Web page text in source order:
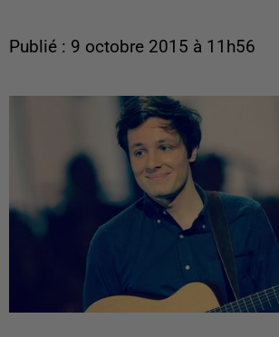
Publié : 9 octobre 2015 à 11h56